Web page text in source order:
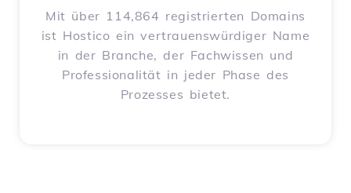
Mit über 114,864 registrierten Domains
ist Hostico ein vertrauenswürdiger Name
in der Branche, der Fachwissen und
Professionalität in jeder Phase des
Prozesses bietet.